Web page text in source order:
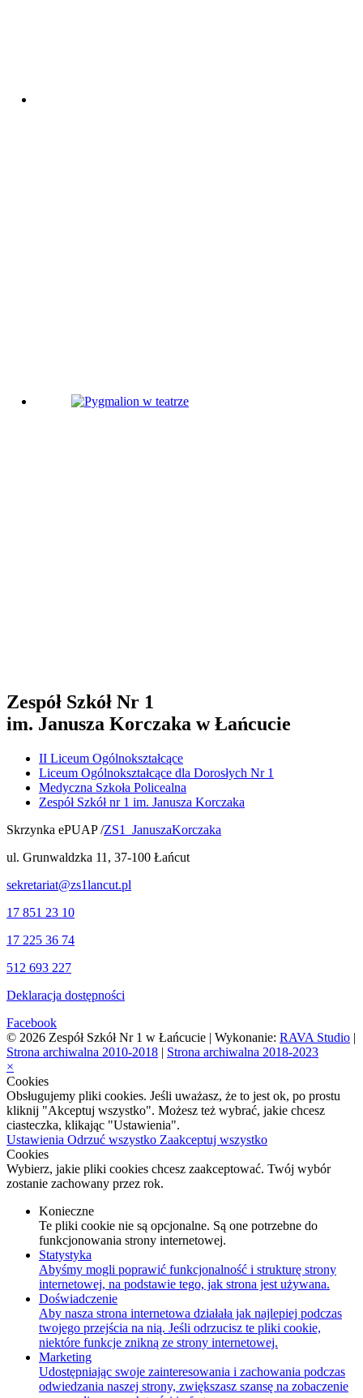
Zespół Szkół Nr 1
im. Janusza Korczaka w Łańcucie
II Liceum Ogólnokształcące
Liceum Ogólnokształcące dla Dorosłych Nr 1
Medyczna Szkoła Policealna
Zespół Szkół nr 1 im. Janusza Korczaka
Skrzynka ePUAP /ZS1_JanuszaKorczaka
ul. Grunwaldzka 11, 37-100 Łańcut
sekretariat@zs1lancut.pl
17 851 23 10
17 225 36 74
512 693 227
Deklaracja dostępności
Facebook
© 2026 Zespół Szkół Nr 1 w Łańcucie | Wykonanie: RAVA Studio |
Strona archiwalna 2010-2018 | Strona archiwalna 2018-2023
×
Cookies
Obsługujemy pliki cookies. Jeśli uważasz, że to jest ok, po prostu
kliknij "Akceptuj wszystko". Możesz też wybrać, jakie chcesz
ciasteczka, klikając "Ustawienia".
Ustawienia Odrzuć wszystko Zaakceptuj wszystko
Cookies
Wybierz, jakie pliki cookies chcesz zaakceptować. Twój wybór
zostanie zachowany przez rok.
Konieczne
Te pliki cookie nie są opcjonalne. Są one potrzebne do
funkcjonowania strony internetowej.
Statystyka
Abyśmy mogli poprawić funkcjonalność i strukturę strony
internetowej, na podstawie tego, jak strona jest używana.
Doświadczenie
Aby nasza strona internetowa działała jak najlepiej podczas
twojego przejścia na nią. Jeśli odrzucisz te pliki cookie,
niektóre funkcje znikną ze strony internetowej.
Marketing
Udostępniając swoje zainteresowania i zachowania podczas
odwiedzania naszej strony, zwiększasz szansę na zobaczenie